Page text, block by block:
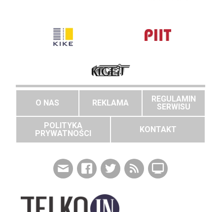
O NAS REKLAMA
REGULAMIN
SERWISU
POLITYKA
PRYWATNOŚCI
KONTAKT